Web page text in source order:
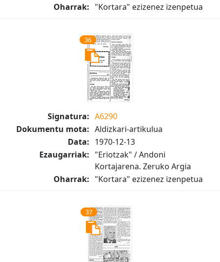
Oharrak: "Kortara" ezizenez izenpetua
36
Signatura: A6290
Dokumentu mota: Aldizkari-artikulua
Data: 1970-12-13
Ezaugarriak: "Eriotzak" / Andoni
Kortajarena. Zeruko Argia
Oharrak: "Kortara" ezizenez izenpetua
37